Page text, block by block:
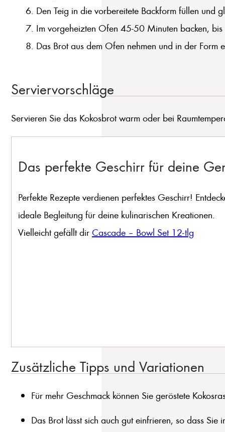
Den Teig in die vorbereitete Backform füllen und
Im vorgeheizten Ofen 45-50 Minuten backen,
Das Brot aus dem Ofen nehmen und in der
Serviervorschläge
Servieren Sie das Kokosbrot warm oder bei
Das perfekte Geschirr für deine
Perfekte Rezepte verdienen perfektes Geschirr!
ideale Begleitung für deine kulinarischen Kreationen.
Vielleicht gefällt dir Cascade – Bowl Set 12-tlg
Zusätzliche Tipps und Variationen
Für mehr Geschmack können Sie geröstete
Das Brot lässt sich auch gut einfrieren, so dass Sie